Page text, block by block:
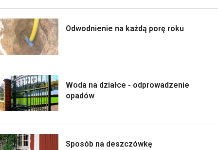
Odwodnienie na każdą porę roku
Woda na działce - odprowadzenie
opadów
Sposób na deszczówkę